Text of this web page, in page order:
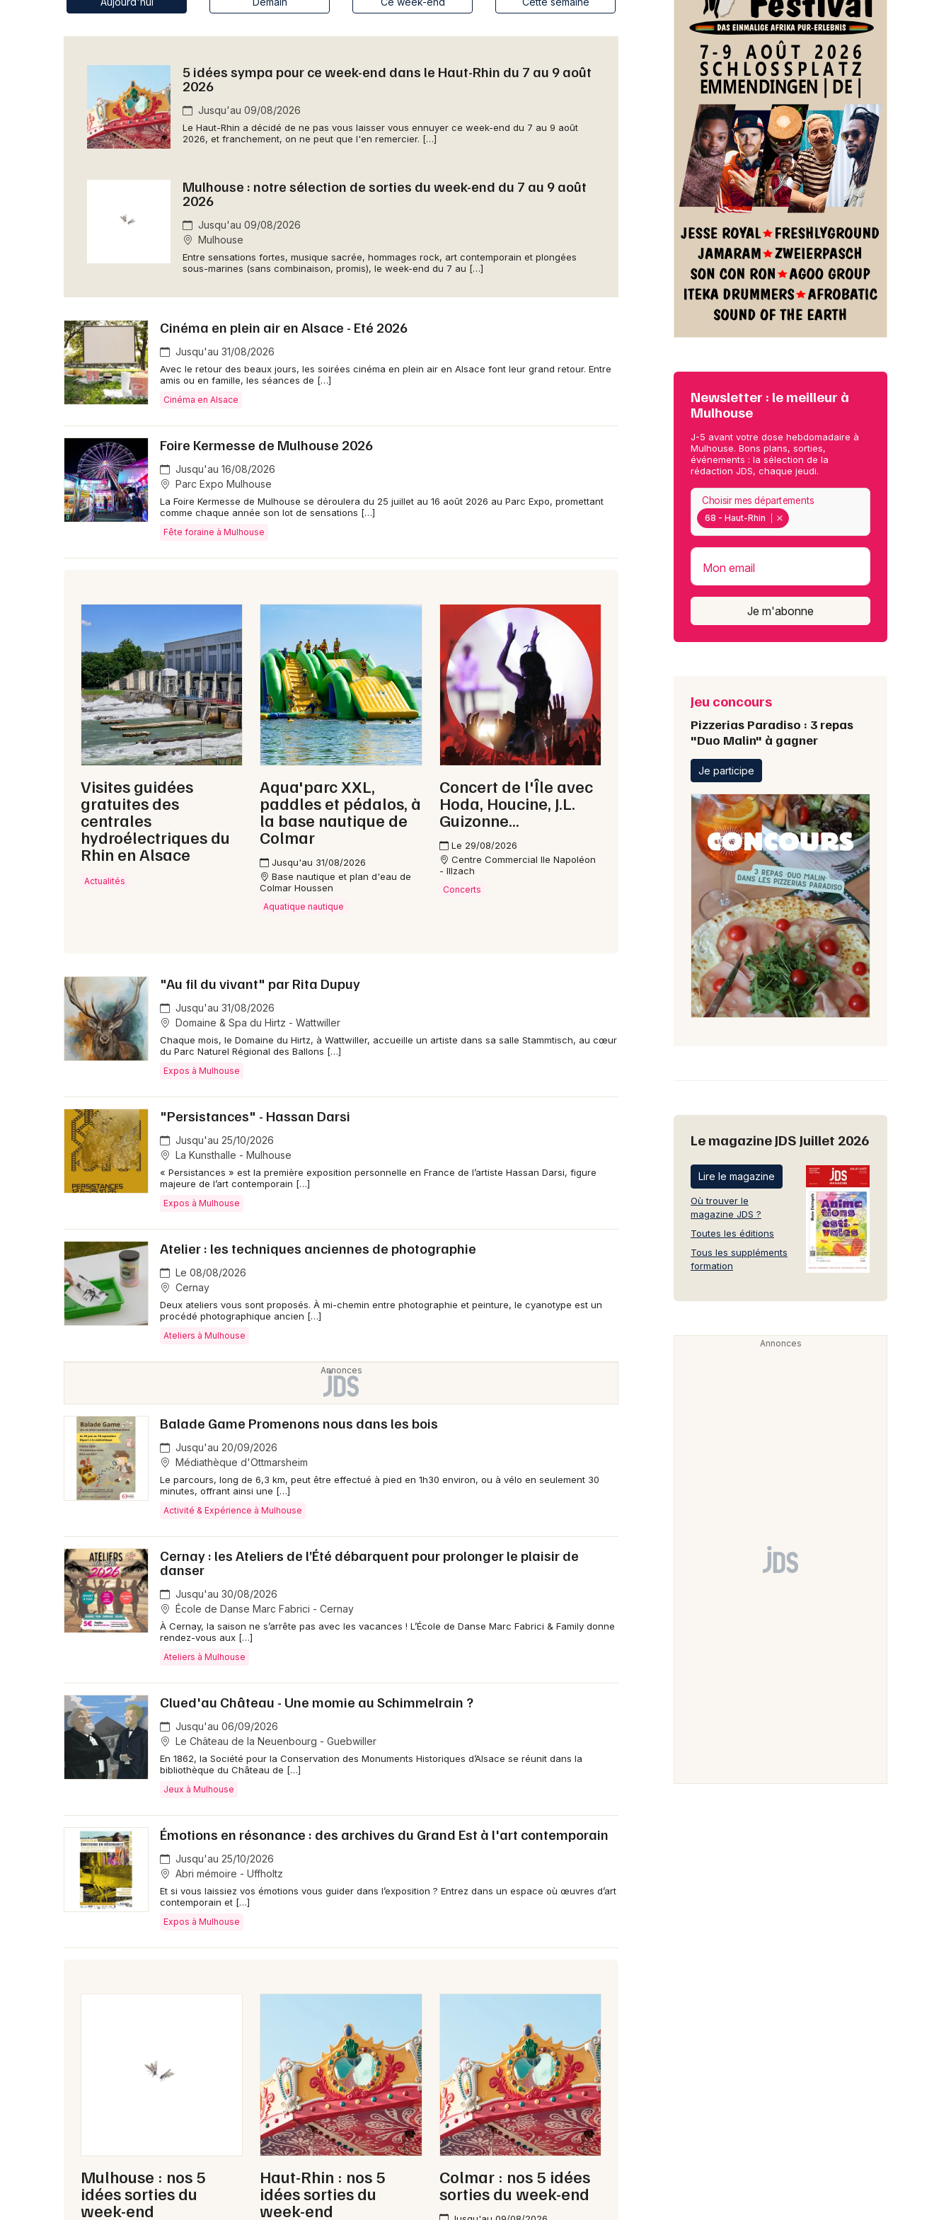
Concerts
Sports
Sorties famille
Aujourd'hui en Alsace
Newsletter des sorties
Actus à Mulhouse
68 - Haut-Rhin
Je m'abonne
Mulhouse
Montpellier
Nantes
Paris
Toulouse
5 idées sympa pour ce week-end dans le Haut-Rhin du 7 au 9 août
2026
Jusqu'au 09/08/2026
Le Haut-Rhin a décidé de ne pas vous laisser vous ennuyer ce week-end du 7 au 9 août
2026, et franchement, on ne peut que l'en remercier. […]
Mulhouse : notre sélection de sorties du week-end du 7 au 9 août
2026
Jusqu'au 09/08/2026
Mulhouse
Entre sensations fortes, musique sacrée, hommages rock, art contemporain et plongées
sous-marines (sans combinaison, promis), le week-end du 7 au […]
Cinéma en plein air en Alsace - Eté 2026
Jusqu'au 31/08/2026
Avec le retour des beaux jours, les soirées cinéma en plein air en Alsace font leur grand retour. Entre
amis ou en famille, les séances de […]
Cinéma en Alsace
Foire Kermesse de Mulhouse 2026
Jusqu'au 16/08/2026
Parc Expo Mulhouse
La Foire Kermesse de Mulhouse se déroulera du 25 juillet au 16 août 2026 au Parc Expo, promettant
comme chaque année son lot de sensations […]
Fête foraine à Mulhouse
Visites guidées
gratuites des
centrales
hydroélectriques du
Rhin en Alsace
Actualités
Aqua'parc XXL,
paddles et pédalos, à
la base nautique de
Colmar
Jusqu'au 31/08/2026
Base nautique et plan d'eau de
Colmar Houssen
Aquatique nautique
Concert de l'Île avec
Hoda, Houcine, J.L.
Guizonne...
Le 29/08/2026
Centre Commercial Ile Napoléon
- Illzach
Concerts
"Au fil du vivant" par Rita Dupuy
Jusqu'au 31/08/2026
Domaine & Spa du Hirtz - Wattwiller
Chaque mois, le Domaine du Hirtz, à Wattwiller, accueille un artiste dans sa salle Stammtisch, au cœur
du Parc Naturel Régional des Ballons […]
Expos à Mulhouse
"Persistances" - Hassan Darsi
Jusqu'au 25/10/2026
La Kunsthalle - Mulhouse
« Persistances » est la première exposition personnelle en France de l’artiste Hassan Darsi, figure
majeure de l’art contemporain […]
Expos à Mulhouse
Atelier : les techniques anciennes de photographie
Le 08/08/2026
Cernay
Deux ateliers vous sont proposés. À mi-chemin entre photographie et peinture, le cyanotype est un
procédé photographique ancien […]
Ateliers à Mulhouse
Balade Game Promenons nous dans les bois
Jusqu'au 20/09/2026
Médiathèque d'Ottmarsheim
Le parcours, long de 6,3 km, peut être effectué à pied en 1h30 environ, ou à vélo en seulement 30
minutes, offrant ainsi une […]
Activité & Expérience à Mulhouse
Cernay : les Ateliers de l’Été débarquent pour prolonger le plaisir de
danser
Jusqu'au 30/08/2026
École de Danse Marc Fabrici - Cernay
À Cernay, la saison ne s’arrête pas avec les vacances ! L’École de Danse Marc Fabrici & Family donne
rendez-vous aux […]
Ateliers à Mulhouse
Clued'au Château - Une momie au Schimmelrain ?
Jusqu'au 06/09/2026
Le Château de la Neuenbourg - Guebwiller
En 1862, la Société pour la Conservation des Monuments Historiques d’Alsace se réunit dans la
bibliothèque du Château de […]
Jeux à Mulhouse
Émotions en résonance : des archives du Grand Est à l'art contemporain
Jusqu'au 25/10/2026
Abri mémoire - Uffholtz
Et si vous laissiez vos émotions vous guider dans l’exposition ? Entrez dans un espace où œuvres d’art
contemporain et […]
Expos à Mulhouse
Mulhouse : nos 5
idées sorties du
week-end
Haut-Rhin : nos 5
idées sorties du
week-end
Colmar : nos 5 idées
sorties du week-end
Newsletter : le meilleur à
Mulhouse
J-5 avant votre dose hebdomadaire à
Mulhouse. Bons plans, sorties,
événements : la sélection de la
rédaction JDS, chaque jeudi.
68 - Haut-Rhin
Choisir mes départements
Mon email
Je m'abonne
Jeu concours
Pizzerias Paradiso : 3 repas
"Duo Malin" à gagner
Je participe
Le magazine JDS Juillet 2026
Lire le magazine
Où trouver le
magazine JDS ?
Toutes les éditions
Tous les suppléments
formation